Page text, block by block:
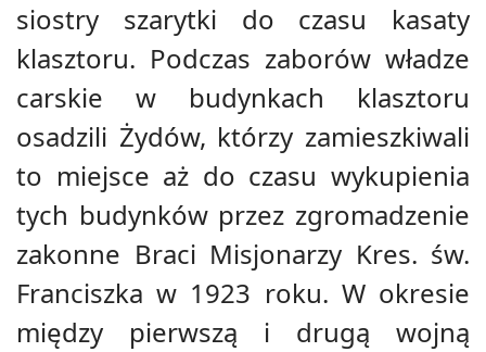
siostry szarytki do czasu kasaty
klasztoru. Podczas zaborów władze
carskie w budynkach klasztoru
osadzili Żydów, którzy zamieszkiwali
to miejsce aż do czasu wykupienia
tych budynków przez zgromadzenie
zakonne Braci Misjonarzy Kres. św.
Franciszka w 1923 roku. W okresie
między pierwszą i drugą wojną